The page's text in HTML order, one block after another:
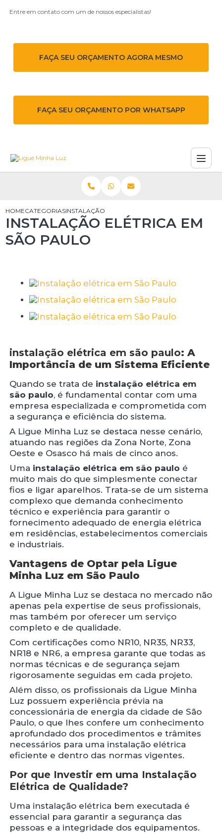
Entre em contato com um de nossos especialistas!
FAÇA SEU ORÇAMENTO AGORA MESMO
FAÇA SEU ORÇAMENTO POR WHATSAPP
HOMECATEGORIASINSTALAÇÃO ELÉTRICA EM SÃO PAULO
INSTALAÇÃO ELÉTRICA EM
SÃO PAULO
instalação elétrica em são paulo: A
Importância de um Sistema Eficiente
Quando se trata de instalação elétrica em
são paulo, é fundamental contar com uma
empresa especializada e comprometida com
a segurança e eficiência do sistema.
A Ligue Minha Luz se destaca nesse cenário,
atuando nas regiões da Zona Norte, Zona
Oeste e Osasco há mais de cinco anos.
Uma instalação elétrica em são paulo é
muito mais do que simplesmente conectar
fios e ligar aparelhos. Trata-se de um sistema
complexo que demanda conhecimento
técnico e experiência para garantir o
fornecimento adequado de energia elétrica
em residências, estabelecimentos comerciais
e industriais.
Vantagens de Optar pela Ligue
Minha Luz em São Paulo
A Ligue Minha Luz se destaca no mercado não
apenas pela expertise de seus profissionais,
mas também por oferecer um serviço
completo e de qualidade.
Com certificações como NR10, NR35, NR33,
NR18 e NR6, a empresa garante que todas as
normas técnicas e de segurança sejam
rigorosamente seguidas em cada projeto.
Além disso, os profissionais da Ligue Minha
Luz possuem experiência prévia na
concessionária de energia da cidade de São
Paulo, o que lhes confere um conhecimento
aprofundado dos procedimentos e trâmites
necessários para uma instalação elétrica
eficiente e dentro das normas vigentes.
Por que Investir em uma Instalação
Elétrica de Qualidade?
Uma instalação elétrica bem executada é
essencial para garantir a segurança das
pessoas e a integridade dos equipamentos.